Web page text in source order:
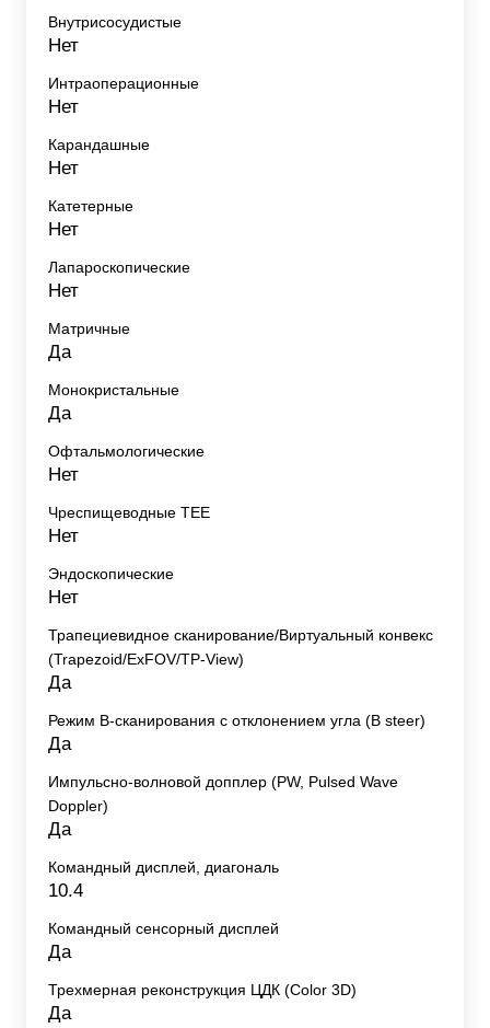
Внутрисосудистые
Нет
Интраоперационные
Нет
Карандашные
Нет
Катетерные
Нет
Лапароскопические
Нет
Матричные
Да
Монокристальные
Да
Офтальмологические
Нет
Чреспищеводные TEE
Нет
Эндоскопические
Нет
Трапециевидное сканирование/Виртуальный конвекс
(Trapezoid/ExFOV/TP-View)
Да
Режим B-сканирования с отклонением угла (B steer)
Да
Импульсно-волновой допплер (PW, Pulsed Wave
Doppler)
Да
Командный дисплей, диагональ
10.4
Командный сенсорный дисплей
Да
Трехмерная реконструкция ЦДК (Color 3D)
Да